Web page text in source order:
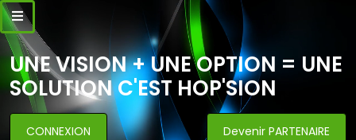
UNE VISION + UNE OPTION = UNE
SOLUTION C'EST HOP'SION
CONNEXION Devenir PARTENAIRE